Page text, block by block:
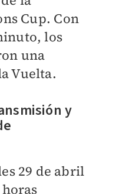
Cup. Con
los
una
Vuelta.
y
29 de abril